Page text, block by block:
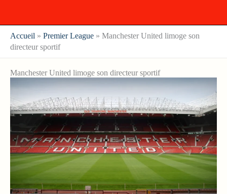
Accueil » Premier League » Manchester United limoge son
directeur sportif
Manchester United limoge son directeur sportif